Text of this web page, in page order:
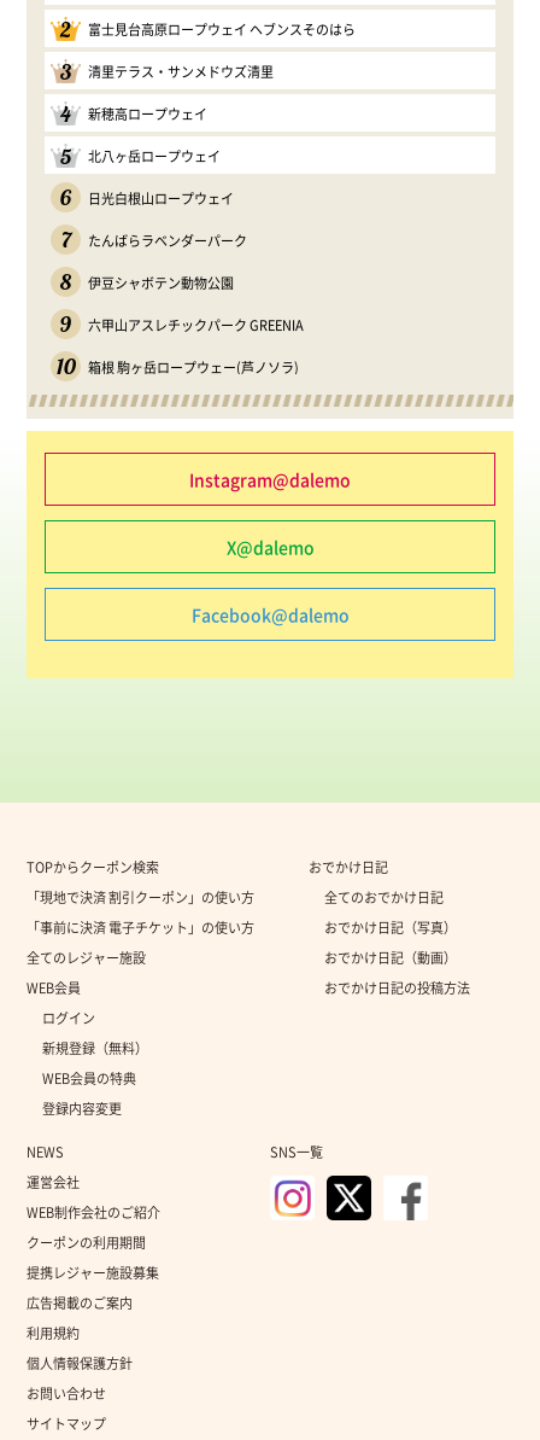
2 富士見台高原ロープウェイ ヘブンスそのはら
3 清里テラス・サンメドウズ清里
4 新穂高ロープウェイ
5 北八ヶ岳ロープウェイ
6 日光白根山ロープウェイ
7 たんばらラベンダーパーク
8 伊豆シャボテン動物公園
9 六甲山アスレチックパーク GREENIA
10 箱根 駒ヶ岳ロープウェー(芦ノソラ)
Instagram@dalemo
X@dalemo
Facebook@dalemo
TOPからクーポン検索
「現地で決済 割引クーポン」の使い方
「事前に決済 電子チケット」の使い方
全てのレジャー施設
WEB会員
ログイン
新規登録（無料）
WEB会員の特典
登録内容変更
おでかけ日記
全てのおでかけ日記
おでかけ日記（写真）
おでかけ日記（動画）
おでかけ日記の投稿方法
NEWS
運営会社
WEB制作会社のご紹介
クーポンの利用期間
提携レジャー施設募集
広告掲載のご案内
利用規約
個人情報保護方針
お問い合わせ
サイトマップ
SNS一覧